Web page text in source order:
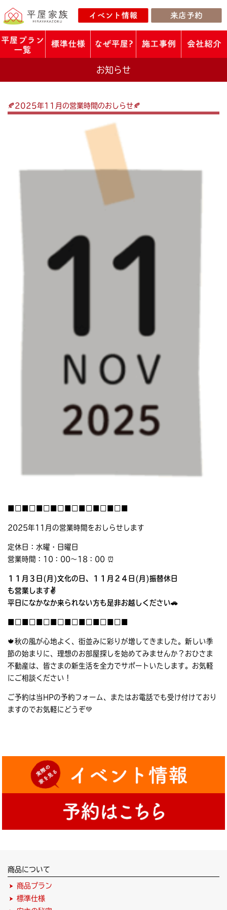
お知らせ
🍂2025年11月の営業時間のおしらせ🍂
2025年11月の営業時間をおしらせします
定休日：水曜・日曜日
営業時間：10：00～18：00 ⏰
１１月３日(月)文化の日、１１月２４日(月)振替休日
も営業します✌
平日になかなか来られない方も是非お越しください🚗
🍁秋の風が心地よく、街並みに彩りが増してきました。新しい季
節の始まりに、理想のお部屋探しを始めてみませんか？おひさま
不動産は、皆さまの新生活を全力でサポートいたします。お気軽
にご相談ください！
ご予約は当HPの予約フォーム、またはお電話でも受け付けており
ますのでお気軽にどうぞ💚
商品について
商品プラン
標準仕様